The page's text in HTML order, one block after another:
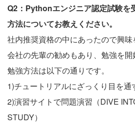
Q2：Pythonエンジニア認定試験を
方法についてお教えください。
社内推奨資格の中にあったので興味
会社の先輩の勧めもあり、勉強を開
勉強方法は以下の通りです。
1)チュートリアルにざっくり目を通
2)演習サイトで問題演習（DIVE
STUDY）